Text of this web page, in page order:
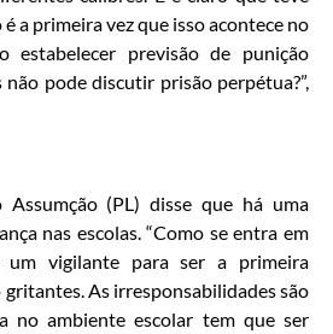
a primeira vez que isso acontece no
estabelecer previsão de punição
pode discutir prisão perpétua?”,
Assumção (PL) disse que há uma
nas escolas. “Como se entra em
um vigilante para ser a primeira
gritantes. As irresponsabilidades são
no ambiente escolar tem que ser